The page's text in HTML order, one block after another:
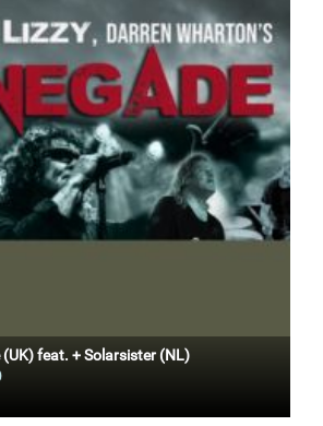
feat. + Solarsister (NL)